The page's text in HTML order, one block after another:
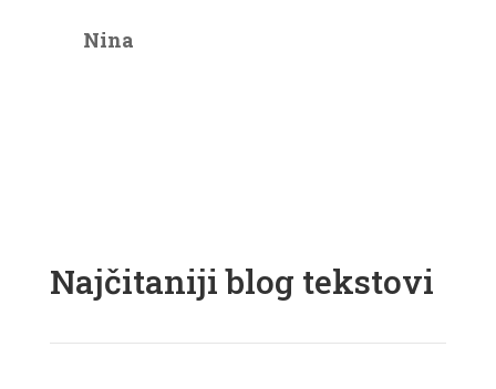
Nina
Najčitaniji blog tekstovi